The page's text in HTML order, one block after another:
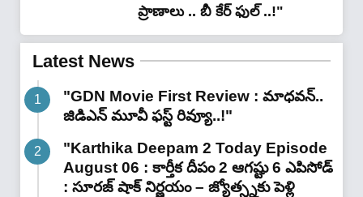
ప్రాణాలు .. బీ కేర్ ఫుల్ ..!"
Latest News
"GDN Movie First Review : మాధవన్..
జిడిఎన్ మూవీ ఫ‌స్ట్ రివ్యూ..!"
"Karthika Deepam 2 Today Episode
August 06 : కార్తీక దీపం 2 ఆగష్టు 6 ఎపిసోడ్
: సూరజ్ షాక్ నిర్ణయం – జ్యోత్స్నకు పెళ్లి